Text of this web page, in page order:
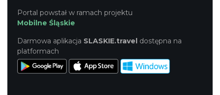
Portal powstał w ramach projektu
Mobilne Śląskie
Darmowa aplikacja SLASKIE.travel dostępna na
platformach